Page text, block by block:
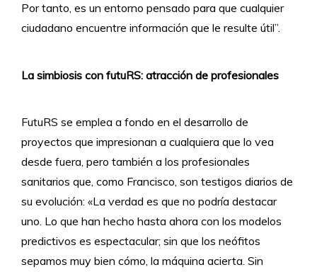
Por tanto, es un entorno pensado para que cualquier
ciudadano encuentre información que le resulte útil”.
La simbiosis con futuRS: atracción de profesionales
FutuRS se emplea a fondo en el desarrollo de
proyectos que impresionan a cualquiera que lo vea
desde fuera, pero también a los profesionales
sanitarios que, como Francisco, son testigos diarios de
su evolución: «La verdad es que no podría destacar
uno. Lo que han hecho hasta ahora con los modelos
predictivos es espectacular; sin que los neófitos
sepamos muy bien cómo, la máquina acierta. Sin